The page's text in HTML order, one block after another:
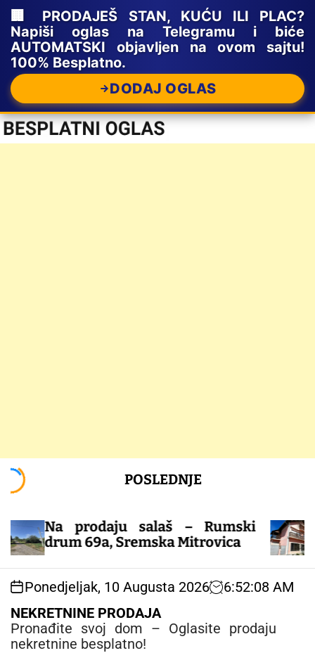
🏢 PRODAJEŠ STAN, KUĆU ILI PLAC?
Napiši oglas na Telegramu i biće
AUTOMATSKI objavljen na ovom sajtu!
100% Besplatno.
DODAJ OGLAS
o
POSLEDNJE
Na prodaju salaš – Rumski
drum 69a, Sremska Mitrovica
Kuća
Ponedjeljak, 10 Augusta 2026 6:52:09 AM
NEKRETNINE PRODAJA
Pronađite svoj dom – Oglasite prodaju
nekretnine besplatno!